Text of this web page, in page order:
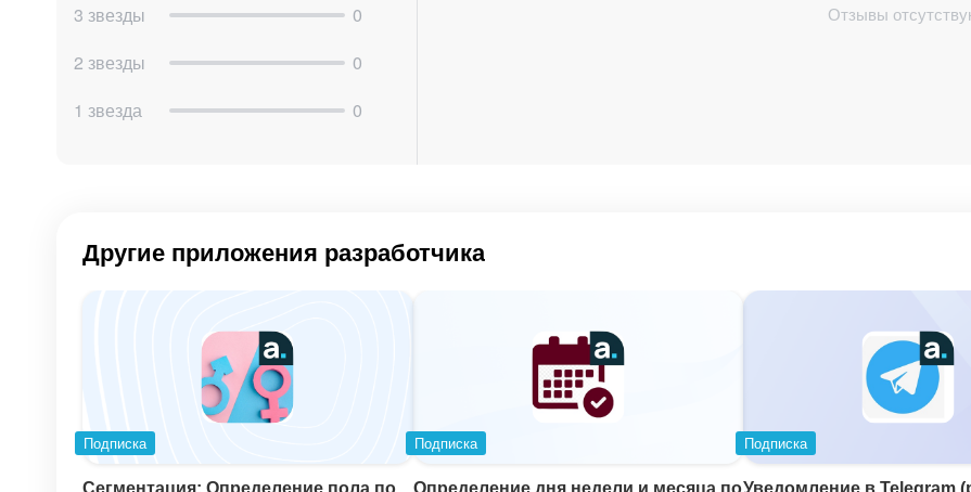
2. Получаете свой API ключ.
3 звезды
0
2 звезды
0
1 звезда
0
Отзывы
Другие приложения разработчика
Подписка
Сегментация: Определение пола по
Подписка
Определение дня недели и месяца по
Подписка
Уведомление в Telegram